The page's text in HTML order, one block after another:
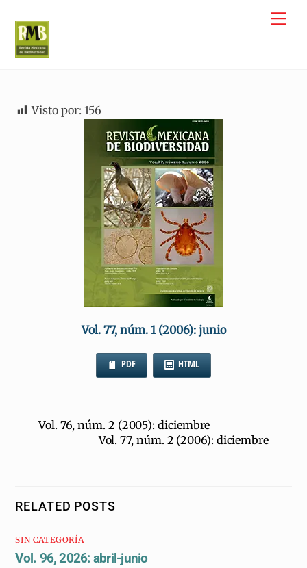
content
Visto por: 156
Vol. 77, núm. 1 (2006): junio
PDF HTML
Vol. 76, núm. 2 (2005): diciembre
Vol. 77, núm. 2 (2006): diciembre
RELATED POSTS
SIN CATEGORÍA
Vol. 96, 2026: abril-junio